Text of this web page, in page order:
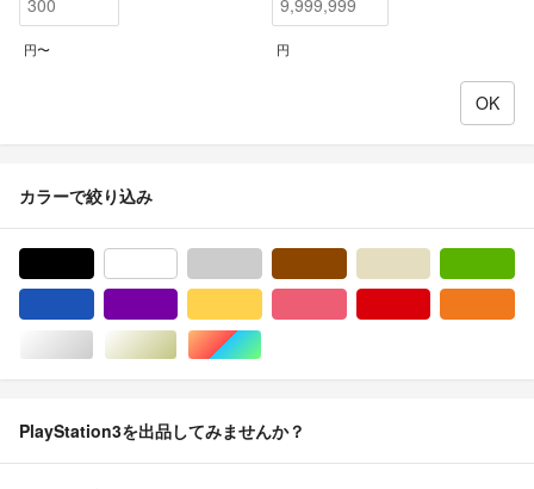
円〜 円
カラーで絞り込み
シルバー/銀色系ゴールド/金色系マルチカラー
PlayStation3を出品してみませんか？